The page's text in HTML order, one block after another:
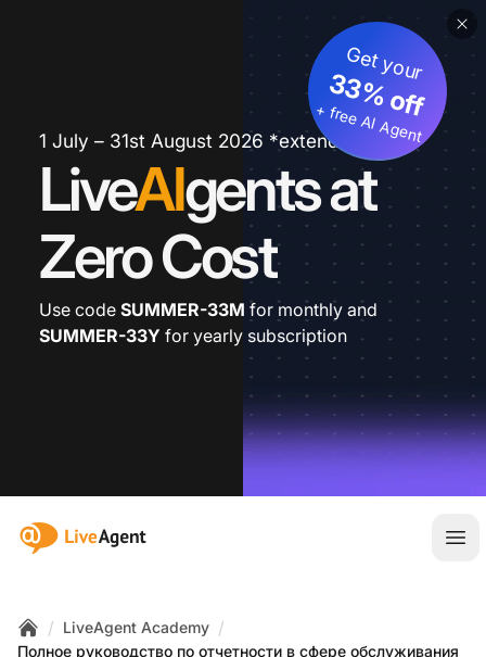
1 July – 31st August 2026 *extended
LiveAIgents at
Zero Cost
Get your
33% off
+ free AI Agent
Use code SUMMER-33M for monthly and
SUMMER-33Y for yearly subscription
:site.title
Home
/ LiveAgent Academy /
Полное руководство по отчетности в сфере обслуживания